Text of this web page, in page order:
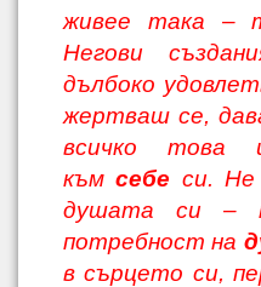
живее така –
Негови
дълбоко удов
жертваш се,
всичко това
къмсебе си. Не
душата си –
потребност на
в сърцето си,